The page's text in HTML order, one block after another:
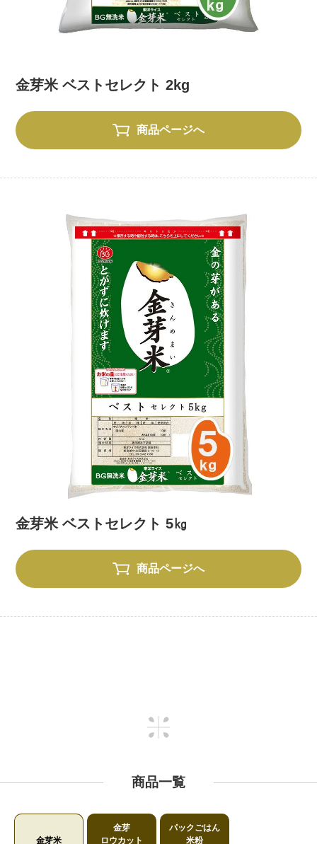
金芽米 ベストセレクト 2kg
商品ページへ
金芽米 ベストセレクト 5㎏
商品ページへ
商品一覧
金芽米
金芽
ロウカット
パックごはん
米粉